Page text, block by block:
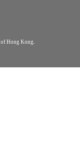
Hong Kong.